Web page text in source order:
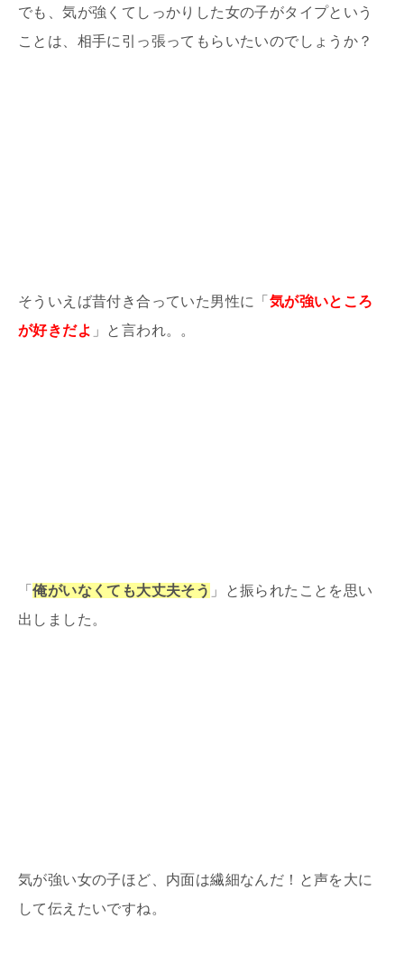
でも、気が強くてしっかりした女の子がタイプという
ことは、相手に引っ張ってもらいたいのでしょうか？
そういえば昔付き合っていた男性に「 気が強いところ
が好きだよ 」と言われ。。
「俺がいなくても大丈夫そう 」と振られたことを思い
出しました。
気が強い女の子ほど、内面は繊細なんだ！と声を大に
して伝えたいですね。